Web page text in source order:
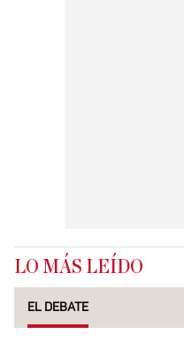
LO MÁS LEÍDO
EL DEBATE